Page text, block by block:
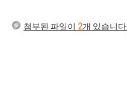
첨부된 파일이 2개 있습니다.